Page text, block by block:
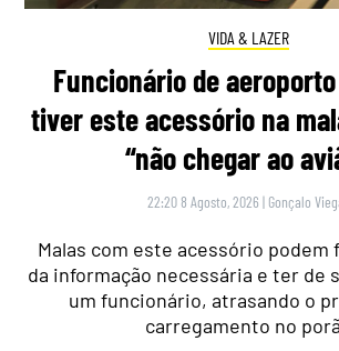
VIDA & LAZER
Funcionário de
tiver este acessório na
“não chegar ao
22:20 8 Agosto, 2026 | Gonçalo
Malas com este acessório podem
da informação necessária e ter de
um funcionário, atrasando o
carregamento no